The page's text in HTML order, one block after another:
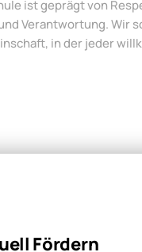
ist geprägt von
Verantwortung. Wir
in der jeder
Fördern